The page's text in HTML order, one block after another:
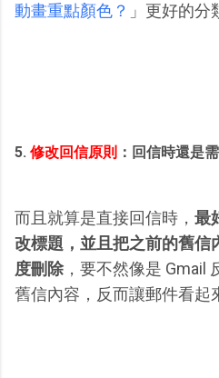
動畫重點顏色？ 」更好的分
5. 修改回信原則 ：回信時還是
而且就算是直接回信時， 最
改標題，並且把之前的舊信
度刪除，要不然像是 Gmail
舊信內容，反而讓郵件看起